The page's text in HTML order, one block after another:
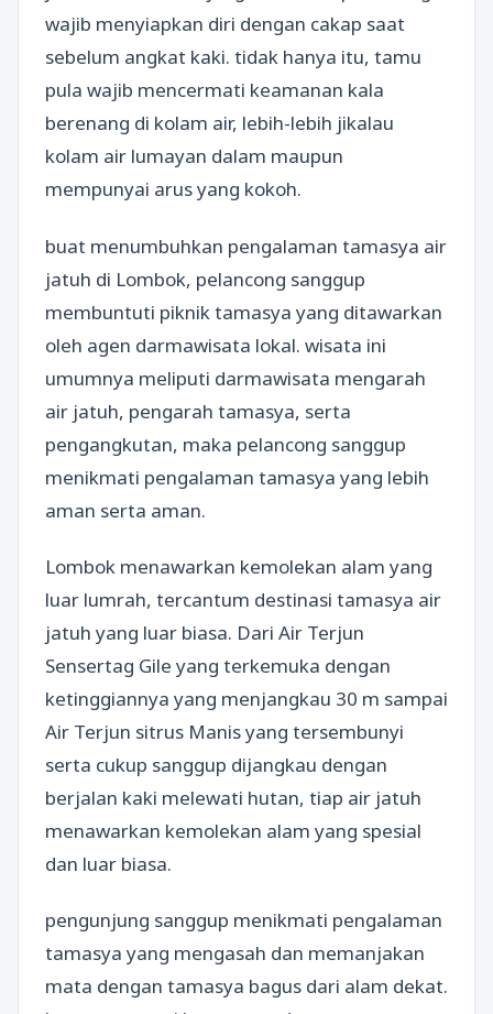
wajib menyiapkan diri dengan cakap saat
sebelum angkat kaki. tidak hanya itu, tamu
pula wajib mencermati keamanan kala
berenang di kolam air, lebih-lebih jikalau
kolam air lumayan dalam maupun
mempunyai arus yang kokoh.
buat menumbuhkan pengalaman tamasya air
jatuh di Lombok, pelancong sanggup
membuntuti piknik tamasya yang ditawarkan
oleh agen darmawisata lokal. wisata ini
umumnya meliputi darmawisata mengarah
air jatuh, pengarah tamasya, serta
pengangkutan, maka pelancong sanggup
menikmati pengalaman tamasya yang lebih
aman serta aman.
Lombok menawarkan kemolekan alam yang
luar lumrah, tercantum destinasi tamasya air
jatuh yang luar biasa. Dari Air Terjun
Sensertag Gile yang terkemuka dengan
ketinggiannya yang menjangkau 30 m sampai
Air Terjun sitrus Manis yang tersembunyi
serta cukup sanggup dijangkau dengan
berjalan kaki melewati hutan, tiap air jatuh
menawarkan kemolekan alam yang spesial
dan luar biasa.
pengunjung sanggup menikmati pengalaman
tamasya yang mengasah dan memanjakan
mata dengan tamasya bagus dari alam dekat.